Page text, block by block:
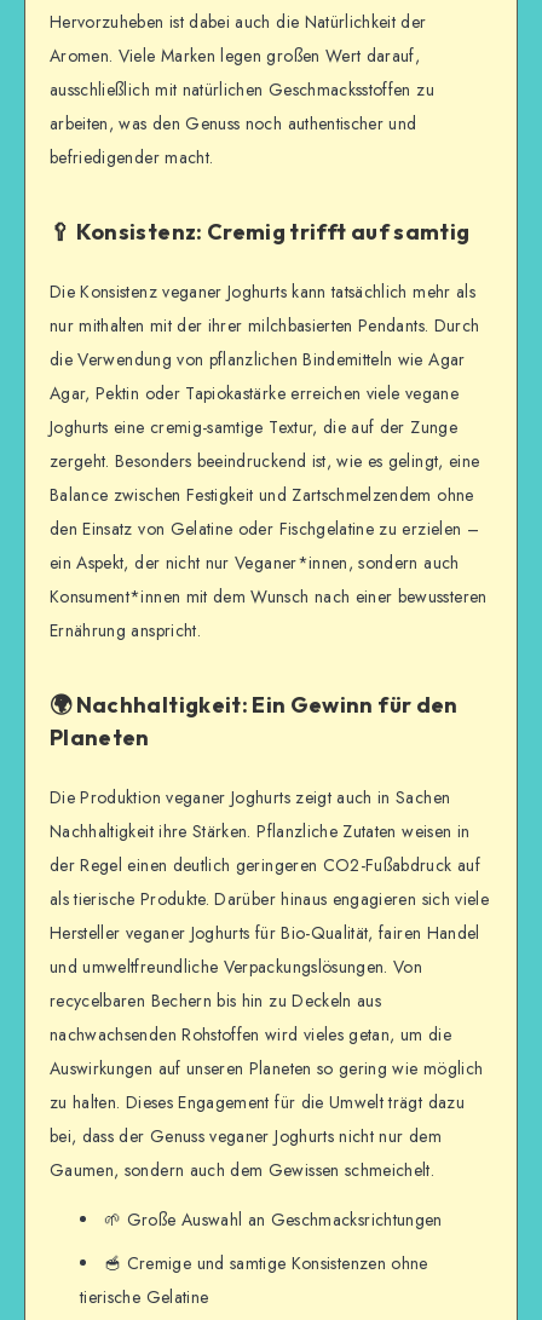
Hervorzuheben ist dabei auch die Natürlichkeit der
Aromen. Viele Marken legen großen Wert darauf,
ausschließlich mit natürlichen Geschmacksstoffen zu
arbeiten, was den Genuss noch authentischer und
befriedigender macht.
🥄 Konsistenz: Cremig trifft auf samtig
Die Konsistenz veganer Joghurts kann tatsächlich mehr als
nur mithalten mit der ihrer milchbasierten Pendants. Durch
die Verwendung von pflanzlichen Bindemitteln wie Agar
Agar, Pektin oder Tapiokastärke erreichen viele vegane
Joghurts eine cremig-samtige Textur, die auf der Zunge
zergeht. Besonders beeindruckend ist, wie es gelingt, eine
Balance zwischen Festigkeit und Zartschmelzendem ohne
den Einsatz von Gelatine oder Fischgelatine zu erzielen –
ein Aspekt, der nicht nur Veganer*innen, sondern auch
Konsument*innen mit dem Wunsch nach einer bewussteren
Ernährung anspricht.
🌍 Nachhaltigkeit: Ein Gewinn für den
Planeten
Die Produktion veganer Joghurts zeigt auch in Sachen
Nachhaltigkeit ihre Stärken. Pflanzliche Zutaten weisen in
der Regel einen deutlich geringeren CO2-Fußabdruck auf
als tierische Produkte. Darüber hinaus engagieren sich viele
Hersteller veganer Joghurts für Bio-Qualität, fairen Handel
und umweltfreundliche Verpackungslösungen. Von
recycelbaren Bechern bis hin zu Deckeln aus
nachwachsenden Rohstoffen wird vieles getan, um die
Auswirkungen auf unseren Planeten so gering wie möglich
zu halten. Dieses Engagement für die Umwelt trägt dazu
bei, dass der Genuss veganer Joghurts nicht nur dem
Gaumen, sondern auch dem Gewissen schmeichelt.
🌱 Große Auswahl an Geschmacksrichtungen
🥣 Cremige und samtige Konsistenzen ohne
tierische Gelatine